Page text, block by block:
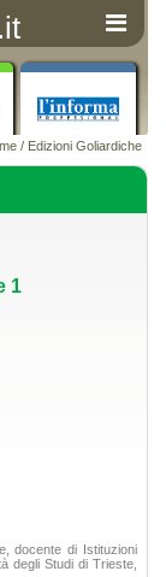
/ Edizioni Goliardiche
1
docente di Istituzioni
degli Studi di Trieste,